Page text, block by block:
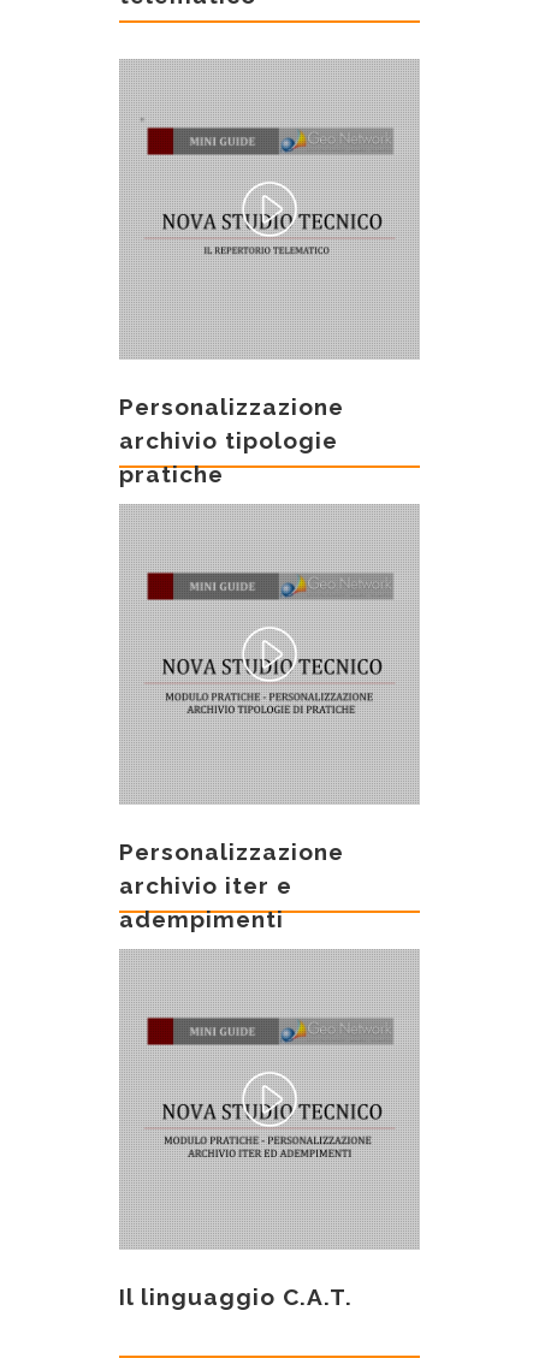
Personalizzazione
archivio tipologie
pratiche
Personalizzazione
archivio iter e
adempimenti
Il linguaggio C.A.T.